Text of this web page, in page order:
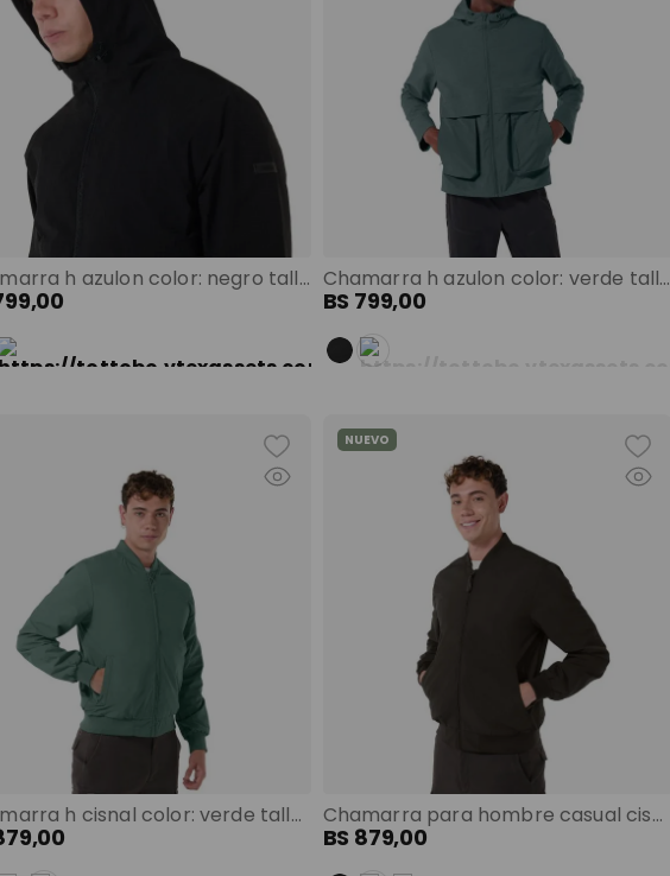
Chamarra h azulon color: negro talla: s
,00
Chamarra h azulon color: verde talla: s
BS 799,00
Chamarra h cisnal color: verde talla: s
,00
Chamarra para hombre casual cisnal liviana terreo color: terreo talla: l
NUEVO
BS 879,00